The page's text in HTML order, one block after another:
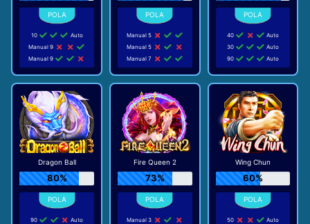
10
Auto
Manual 9
Manual 9
Manual 5
Manual 5
Manual 7
40
Auto
30
Auto
90
Auto
Dragon Ball
80%
90
Auto
Fire Queen 2
73%
Manual 3
Wing Chun
60%
50
Auto